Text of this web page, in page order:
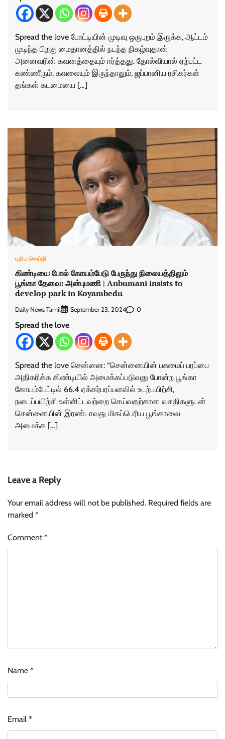
Spread the love போட்டியின் முடிவு ஒருபுறம் இருக்க, ஆட்டம்
முடிந்த பிறகு மைதானத்தில் நடந்த நிகழ்வுதான்
அனைவரின் கவனத்தையும் ஈர்த்தது. தோல்வியால் ஏற்பட்ட
கண்ணீரும், கவலையும் இருந்தாலும், ஜப்பானிய ரசிகர்கள்
தங்கள் கடமையை […]
புதிய செய்தி
கிண்டியை போல் கோயம்பேடு பேருந்து நிலையத்திலும்
பூங்கா தேவை: அன்புமணி | Anbumani insists to
develop park in Koyambedu
Daily News Tamil September 23, 2024 0
Spread the love
Spread the love சென்னை: “சென்னையின் பசுமைப் பரப்பை
அதிகரிக்க கிண்டியில் அமைக்கப்படுவது போன்ற பூங்கா
கோயம்பேட்டில் 66.4 ஏக்கர்பரப்பளவில் உடற்பயிற்சி,
நடைப்பயிற்சி உள்ளிட்டவற்றை செய்வதற்கான வசதிகளுடன்
சென்னையின் இரண்டாவது மிகப்பெரிய பூங்காவை
அமைக்க […]
Leave a Reply
Your email address will not be published. Required fields are
marked *
Comment*
Name *
Email *